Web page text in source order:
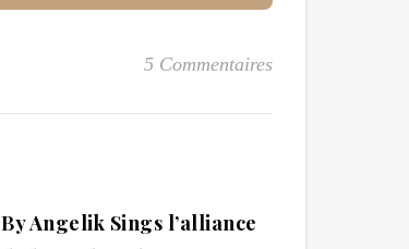
5 Commentaires
By Angelik Sings l’alliance